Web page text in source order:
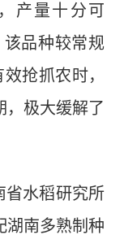
产量十分可
品种较常规
抢抓农时，
，极大缓解了
水稻研究所
湖南多熟制种